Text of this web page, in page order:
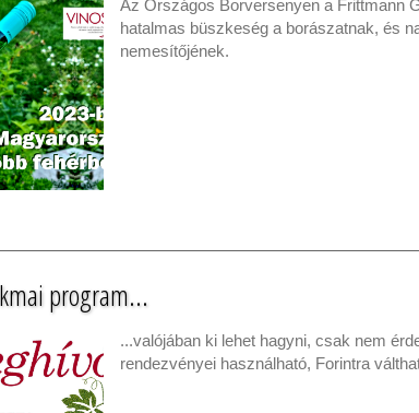
Az Országos Borversenyen a Frittmann
hatalmas büszkeség a borászatnak, és
nemesítőjének.
program...
...valójában ki lehet hagyni, csak nem
rendezvényei használható, Forintra